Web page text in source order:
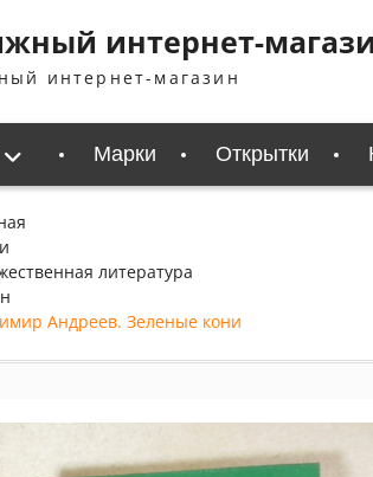
интернет-
интернет-магазин
Марки Открытки
литература
Андреев. Зеленые кони